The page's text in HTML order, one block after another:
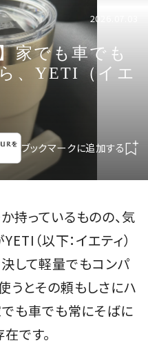
2026.07.03
家でも車でも
、YETI（イエ
ブックマークに追加する
持っているものの、気
（以下：イエティ）
決して軽量でもコンパ
うとその頼もしさにハ
でも車でも常にそばに
です。